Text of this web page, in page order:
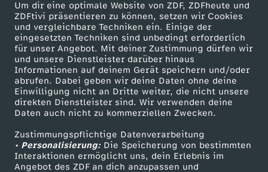
Um dir eine optimale Website von ZDF, ZDFheute und
ZDFtivi präsentieren zu können, setzen wir Cookies
und vergleichbare Techniken ein. Einige der
eingesetzten Techniken sind unbedingt erforderlich
für unser Angebot. Mit deiner Zustimmung dürfen wir
und unsere Dienstleister darüber hinaus
Informationen auf deinem Gerät speichern und/oder
abrufen. Dabei geben wir deine Daten ohne deine
Einwilligung nicht an Dritte weiter, die nicht unsere
direkten Dienstleister sind. Wir verwenden deine
Daten auch nicht zu kommerziellen Zwecken.
Zustimmungspflichtige Datenverarbeitung
• Personalisierung:Die Speicherung von bestimmten
Interaktionen ermöglicht uns, dein Erlebnis im
Angebot des ZDF an dich anzupassen und
i
n
E
u
r
o
Mehr ZDF
ZDF-Apps
Smart TV
ZDFtext
Livestreams
Sendungen A-Z
Service
ZDFmitreden
Kontakt zum ZDF
Tickets
Zuschauerservice
Hilfe